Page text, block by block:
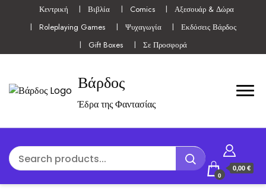
Κεντρική Βιβλία Comics
Αξεσουάρ & Δώρα
Roleplaying Games
Ψυχαγωγία
Εκδόσεις Βάρδος
Gift Boxes
Σε Προσφορά
Βάρδος
Έδρα της Φαντασίας
0
0,00 €